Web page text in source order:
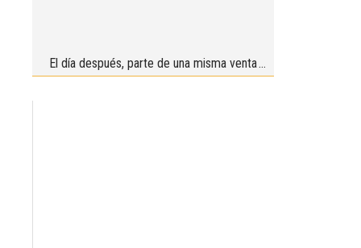
El día después, parte de una misma venta